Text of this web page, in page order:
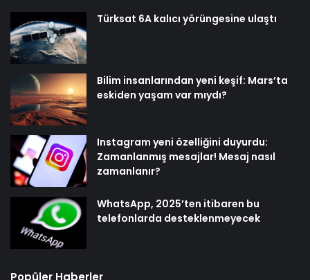
Türksat 6A kalıcı yörüngesine ulaştı
Bilim insanlarından yeni keşif: Mars’ta
eskiden yaşam var mıydı?
Instagram yeni özelliğini duyurdu:
Zamanlanmış mesajlar! Mesaj nasıl
zamanlanır?
WhatsApp, 2025’ten itibaren bu
telefonlarda desteklenmeyecek
Popüler Haberler